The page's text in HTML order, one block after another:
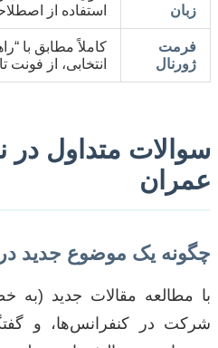
زبان
استفاده از
فرمت
ژورنال
کاملاً مطابق با
انتخابی، از فونت
سوالات متداول در
عمران
چگونه یک موضوع جدید در
شرکت در کنفرانس‌ها، و